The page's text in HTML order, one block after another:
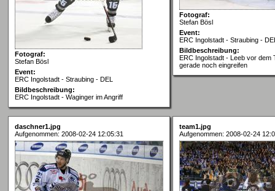
Fotograf:
Stefan Bösl
Event:
ERC Ingolstadt - Straubing - DEL
Bildbeschreibung:
ERC Ingolstadt - Waginger im Angriff
Fotograf:
Stefan Bösl
Event:
ERC Ingolstadt - Straubing -
Bildbeschreibung:
ERC Ingolstadt - Leeb vor dem
gerade noch eingreifen
daschner1.jpg
Aufgenommen: 2008-02-24 12:05:31
team1.jpg
Aufgenommen: 2008-02-24